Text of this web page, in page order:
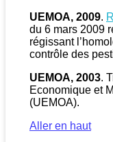
UEMOA, 2009.
du 6 mars 2009
régissant
contrôle des
UEMOA, 2003.
Economique et
(UEMOA).
Aller en haut